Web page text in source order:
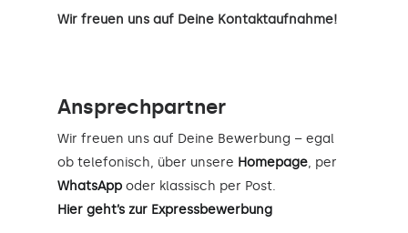
Wir freuen uns auf Deine Kontaktaufnahme!
Ansprechpartner
Wir freuen uns auf Deine Bewerbung – egal
ob telefonisch, über unsere Homepage, per
WhatsApp oder klassisch per Post.
Hier geht’s zur Expressbewerbung